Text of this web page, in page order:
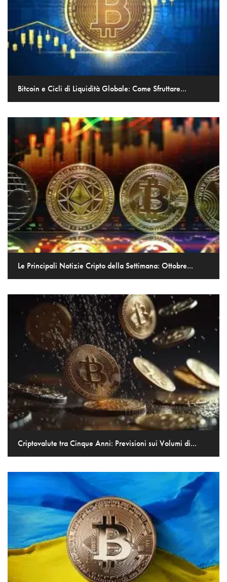
Bitcoin e Cicli di Liquidità Globale: Come Sfruttare...
Le Principali Notizie Cripto della Settimana: Ottobre...
Criptovalute tra Cinque Anni: Previsioni sui Volumi di...